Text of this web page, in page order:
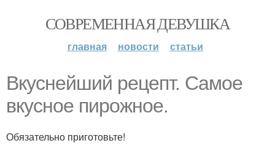
СОВРЕМЕННАЯ ДЕВУШКА
главная новости статьи
Вкуснейший рецепт. Самое
вкусное пирожное.
Обязательно приготовьте!